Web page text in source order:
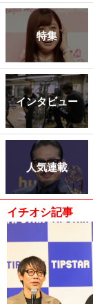
特集
インタビュー
人気連載
イチオシ記事